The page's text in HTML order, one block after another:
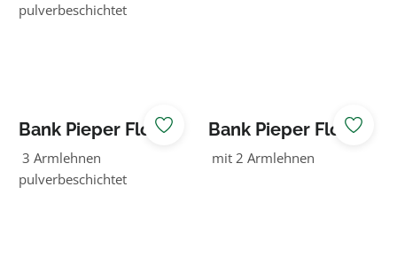
pulverbeschichtet
Bank Pieper Flow
Douglasie natur
3 Armlehnen
pulverbeschichtet
Bank Pieper Flow
Eiche grün
mit 2 Armlehnen